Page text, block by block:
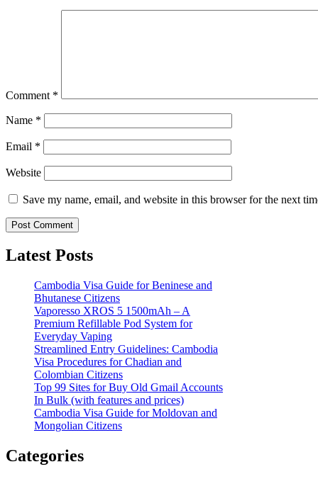
Comment *
Name *
Email *
Website
Save my name, email, and website in this browser for the next
Latest Posts
Cambodia Visa Guide for Beninese and
Bhutanese Citizens
Vaporesso XROS 5 1500mAh – A
Premium Refillable Pod System for
Everyday Vaping
Streamlined Entry Guidelines: Cambodia
Visa Procedures for Chadian and
Colombian Citizens
Top 99 Sites for Buy Old Gmail Accounts
In Bulk (with features and prices)
Cambodia Visa Guide for Moldovan and
Mongolian Citizens
Categories